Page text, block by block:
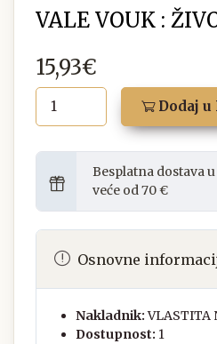
VALE VOUK :
15,93€
Dodaj u
Besplatna dostava
veće od 70 €
Osnovne
Nakladnik: VLASTITA
Dostupnost: 1